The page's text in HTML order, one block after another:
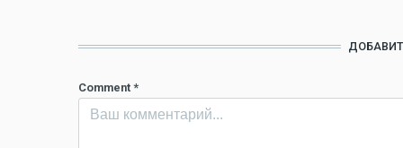
Comment *